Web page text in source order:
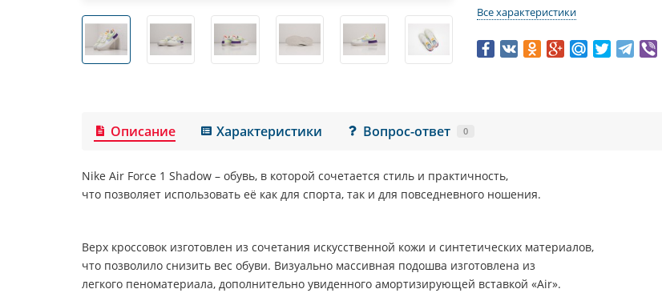
Все характеристики
Описание Характеристики Вопрос-ответ 0
Nike Air Force 1 Shadow – обувь, в которой сочетается стиль и практичность,
что позволяет использовать её как для спорта, так и для повседневного ношения.
Верх кроссовок изготовлен из сочетания искусственной кожи и синтетических материалов,
что позволило снизить вес обуви. Визуально массивная подошва изготовлена из
легкого пеноматериала, дополнительно увиденного амортизирующей вставкой «Air».